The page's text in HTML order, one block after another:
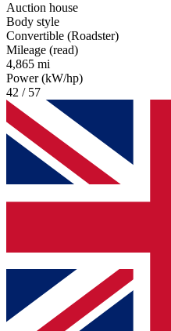
Auction house
Body style
Convertible (Roadster)
Mileage (read)
4,865 mi
Power (kW/hp)
42 / 57